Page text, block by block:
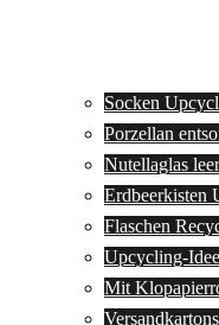
Socken
Porzellan
Nutellaglas
Erdbeerkisten
Flaschen
Upcycling-
Mit